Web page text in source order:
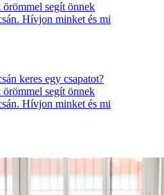
segít önnek
Hívjon minket és mi
keres egy csapatot?
segít önnek
Hívjon minket és mi